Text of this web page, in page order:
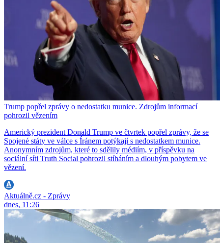
Trump popřel zprávy o nedostatku munice. Zdrojům informací
pohrozil vězením
Americký prezident Donald Trump ve čtvrtek popřel zprávy, že se
Spojené státy ve válce s Íránem potýkají s nedostatkem munice.
Anonymním zdrojům, které to sdělily médiím, v příspěvku na
sociální síti Truth Social pohrozil stíháním a dlouhým pobytem ve
vězení.
Aktuálně.cz - Zprávy
dnes, 11:26